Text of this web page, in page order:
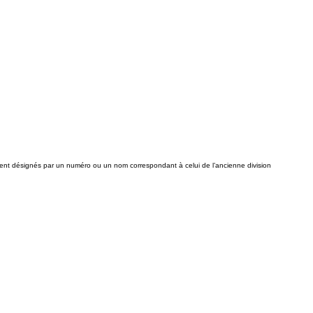
désignés par un numéro ou un nom correspondant à celui de l’ancienne division